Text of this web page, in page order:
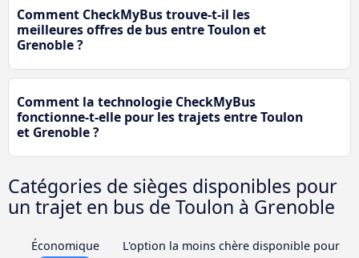
Comment CheckMyBus trouve-t-il les
meilleures offres de bus entre Toulon et
Grenoble ?
Comment la technologie CheckMyBus
fonctionne-t-elle pour les trajets entre Toulon
et Grenoble ?
Catégories de sièges disponibles pour
un trajet en bus de Toulon à Grenoble
Économique
L'option la moins chère disponible pour